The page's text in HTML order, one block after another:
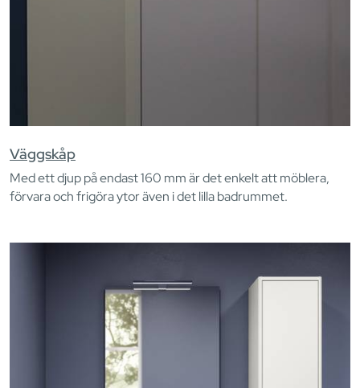
Väggskåp
Med ett djup på endast 160 mm är det enkelt att möblera,
förvara och frigöra ytor även i det lilla badrummet.